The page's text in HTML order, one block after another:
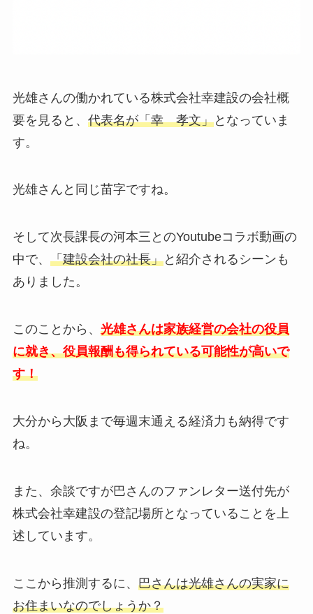
光雄さんの働かれている株式会社幸建設の会社概
要を見ると、 代表名が「幸 孝文」となっていま
す。
光雄さんと同じ苗字ですね。
そして次長課長の河本三とのYoutubeコラボ動画の
中で、 「建設会社の社長」と紹介されるシーンも
ありました。
このことから、 光雄さんは家族経営の会社の役員
に就き、役員報酬も得られている可能性が高いで
す！
大分から大阪まで毎週末通える経済力も納得です
ね。
また、余談ですが巴さんのファンレター送付先が
株式会社幸建設の登記場所となっていることを上
述しています。
ここから推測するに、 巴さんは光雄さんの実家に
お住まいなのでしょうか？